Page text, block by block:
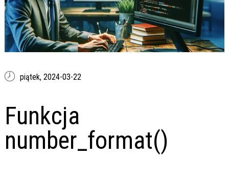
piątek, 2024-03-22
Funkcja
number_format()